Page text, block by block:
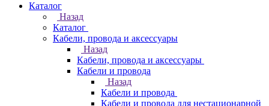
Каталог
Назад
Каталог
Кабели, провода и аксессуары
Назад
Кабели, провода и аксессуары
Кабели и провода
Назад
Кабели и провода
Кабели и провода для нестационарной